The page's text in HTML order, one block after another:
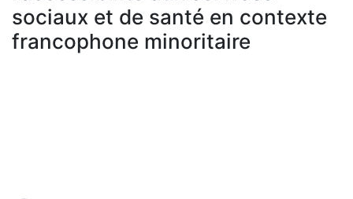
sociaux et de santé en contexte
francophone minoritaire